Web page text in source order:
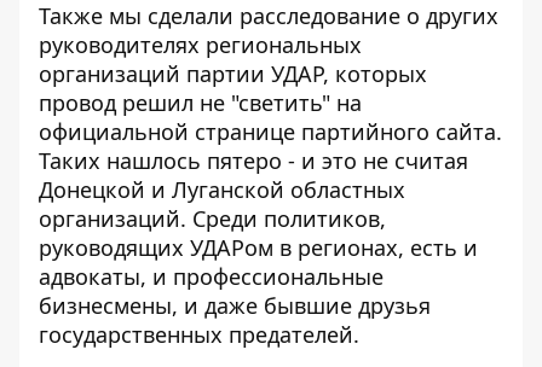
Также мы сделали расследование о других
руководителях региональных
организаций партии УДАР, которых
провод решил не "светить" на
официальной странице партийного сайта.
Таких нашлось пятеро - и это не считая
Донецкой и Луганской областных
организаций. Среди политиков,
руководящих УДАРом в регионах, есть и
адвокаты, и профессиональные
бизнесмены, и даже бывшие друзья
государственных предателей.